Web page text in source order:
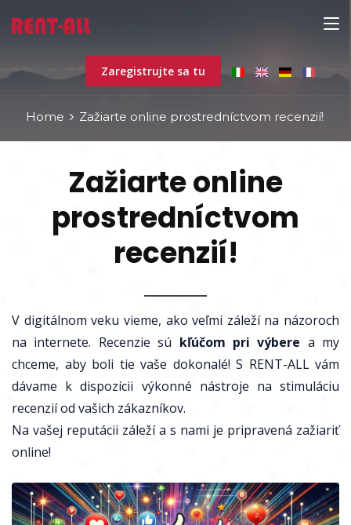
Zaregistrujte sa tu
Home Zažiarte online prostredníctvom recenzií!
Zažiarte online
prostredníctvom
recenzií!
V digitálnom veku vieme, ako veľmi záleží na názoroch
na internete. Recenzie sú kľúčom pri výbere a my
chceme, aby boli tie vaše dokonalé! S RENT-ALL vám
dávame k dispozícii výkonné nástroje na stimuláciu
recenzií od vašich zákazníkov.
Na vašej reputácii záleží a s nami je pripravená zažiariť
online!